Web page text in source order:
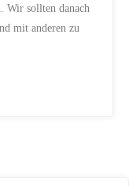
Wir sollten danach
mit anderen zu